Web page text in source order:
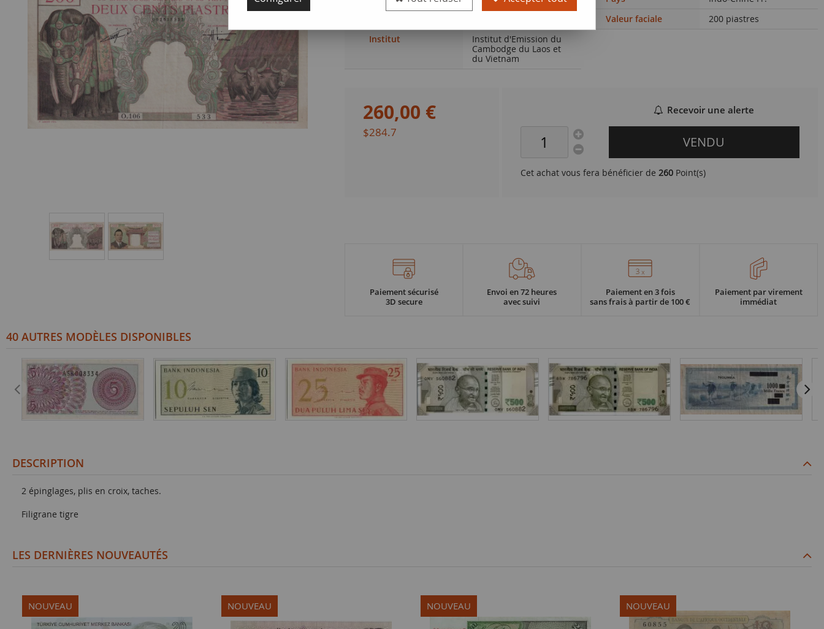
Valeur faciale
200 piastres
Institut
Institut d'Emission du
Cambodge du Laos et
du Vietnam
260,00 €
$284.7
Recevoir une alerte
VENDU
Cet achat vous fera bénéficier de260 Point(s)
Paiement sécurisé
3D secure
Envoi en 72 heures
avec suivi
Paiement en 3 fois
sans frais à partir de 100 €
Paiement par virement
immédiat
40 AUTRES MODÈLES DISPONIBLES
DESCRIPTION
2 épinglages, plis en croix, taches.
Filigrane tigre
LES DERNIÈRES NOUVEAUTÉS
NOUVEAU NOUVEAU NOUVEAU NOUVEAU